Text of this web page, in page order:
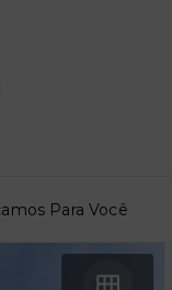
Para Você